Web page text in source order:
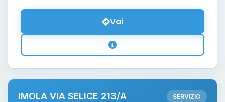
Vai
IMOLA VIA SELICE 213/A SERVIZIO